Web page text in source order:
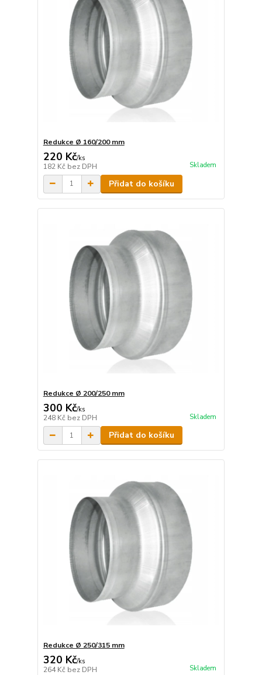
Redukce Ø 160/200 mm
220 Kč/ks
182 Kč bez DPH Skladem
Přidat do košíku
Redukce Ø 200/250 mm
300 Kč/ks
248 Kč bez DPH Skladem
Přidat do košíku
Redukce Ø 250/315 mm
320 Kč/ks
264 Kč bez DPH Skladem